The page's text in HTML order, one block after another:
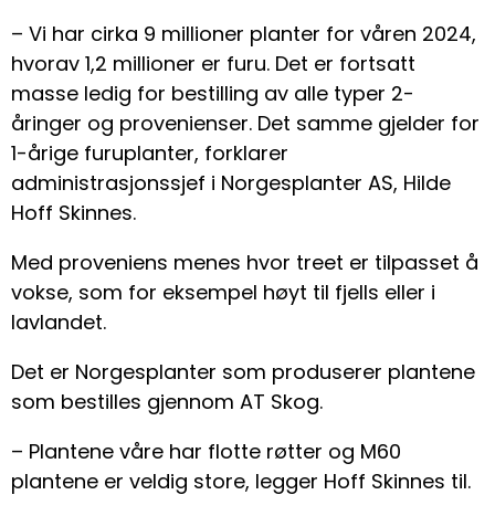
– Vi har cirka 9 millioner planter for våren 2024,
hvorav 1,2 millioner er furu. Det er fortsatt
masse ledig for bestilling av alle typer 2-
åringer og provenienser. Det samme gjelder for
1-årige furuplanter, forklarer
administrasjonssjef i Norgesplanter AS, Hilde
Hoff Skinnes.
Med proveniens menes hvor treet er tilpasset å
vokse, som for eksempel høyt til fjells eller i
lavlandet.
Det er Norgesplanter som produserer plantene
som bestilles gjennom AT Skog.
– Plantene våre har flotte røtter og M60
plantene er veldig store, legger Hoff Skinnes til.